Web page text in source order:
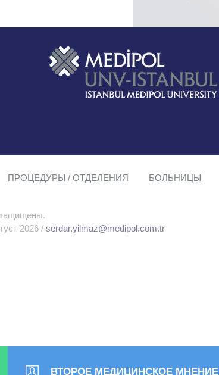
ПРОЦЕДУРЫ / ОТДЕЛЕНИЯ
БОЛЬНИЦЫ
2026 / serdar.yilmaz@medipol.com.tr
ВТОРОЕ МЕДИЦИНСКОЕ МНЕНИЕ